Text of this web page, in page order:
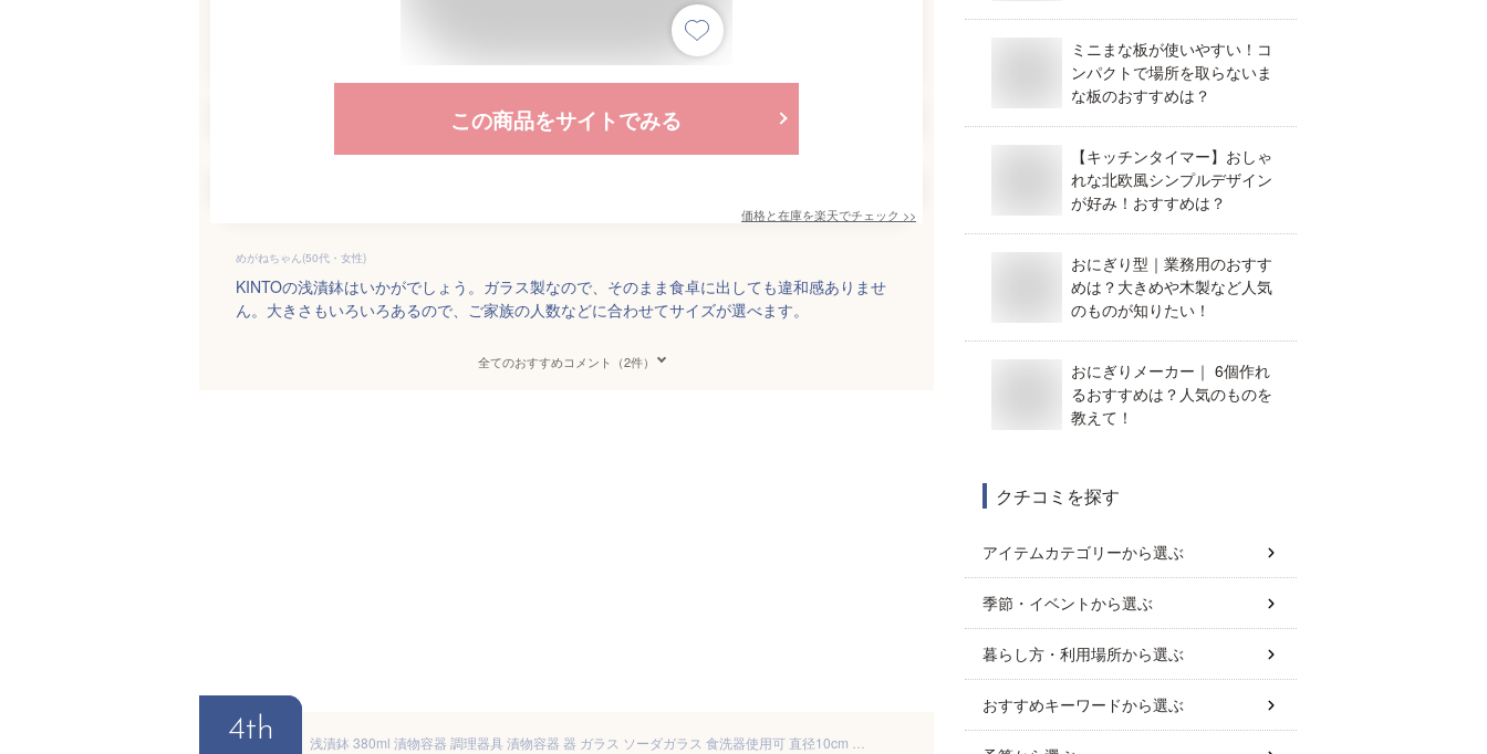
この商品をサイトでみる
価格と在庫を楽天でチェック >>
めがねちゃん(50代・女性)
KINTOの浅漬鉢はいかがでしょう。ガラス製なので、そのまま食卓に出しても違和感ありませ
ん。大きさもいろいろあるので、ご家族の人数などに合わせてサイズが選べます。
全てのおすすめコメント（2件）
4th
ミニまな板が使いやすい！コ
ンパクトで場所を取らないま
な板のおすすめは？
【キッチンタイマー】おしゃ
れな北欧風シンプルデザイン
が好み！おすすめは？
おにぎり型｜業務用のおすす
めは？大きめや木製など人気
のものが知りたい！
おにぎりメーカー｜ 6個作れ
るおすすめは？人気のものを
教えて！
クチコミを探す
アイテムカテゴリーから選ぶ
季節・イベントから選ぶ
暮らし方・利用場所から選ぶ
おすすめキーワードから選ぶ